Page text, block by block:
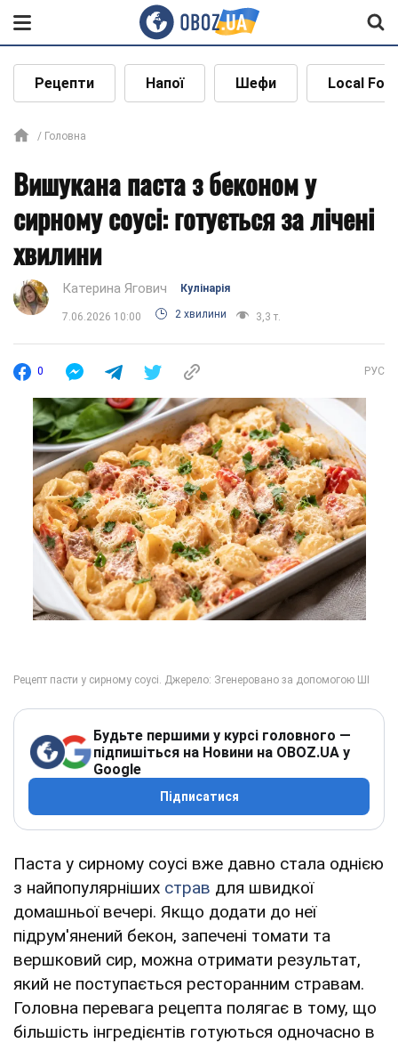
Рецепти Напої Шефи Local
Головна
Вишукана паста з беконом у
сирному соусі: готується за лічені
хвилини
Катерина Ягович Кулінарія
7.06.2026 10:00 2 хвилини 3,3 т.
0 РУС
Будьте першими у курсі головного —
підпишіться на Новини на OBOZ.UA у
Google
Підписатися
Паста у сирному соусі вже давно стала однією
з найпопулярніших страв для швидкої
домашньої вечері. Якщо додати до неї
підрум'янений бекон, запечені томати та
вершковий сир, можна отримати результат,
який не поступається ресторанним стравам.
Головна перевага рецепта полягає в тому, що
більшість інгредієнтів готуються одночасно в